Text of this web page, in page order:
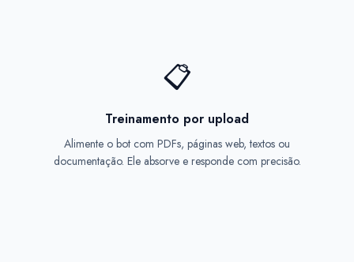
📋
Treinamento por upload
Alimente o bot com PDFs, páginas web, textos ou
documentação. Ele absorve e responde com precisão.